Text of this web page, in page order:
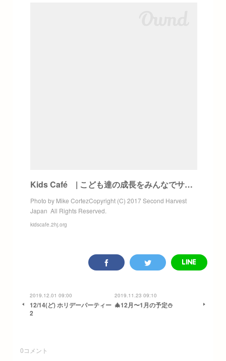
Kids Café | こども達の成長をみんなでサポートするカフェ
Photo by Mike CortezCopyright (C) 2017 Second Harvest
Japan All Rights Reserved.
kidscafe.2hj.org
2019.12.01 09:00
12/14(ど) ホリデーパーティー
2
2019.11.23 09:10
🎄12月〜1月の予定⛄️
0コメント